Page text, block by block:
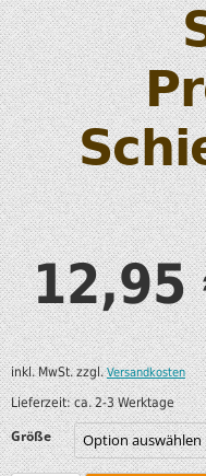
12,95
inkl. MwSt. zzgl.Versandkosten
Lieferzeit:ca. 2-3 Werktage
Größe